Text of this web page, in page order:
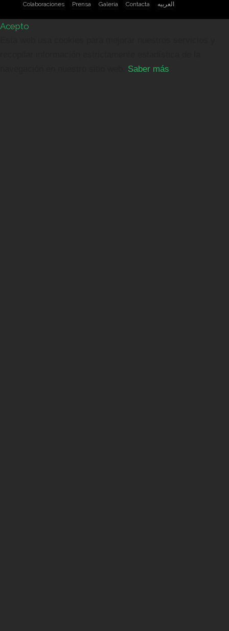
Colaboraciones
Prensa Galería Contacta العربيه
Acepto
Saber más